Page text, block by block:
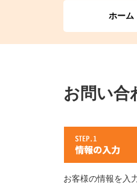
ホーム
お問い合
お客様の情報を入